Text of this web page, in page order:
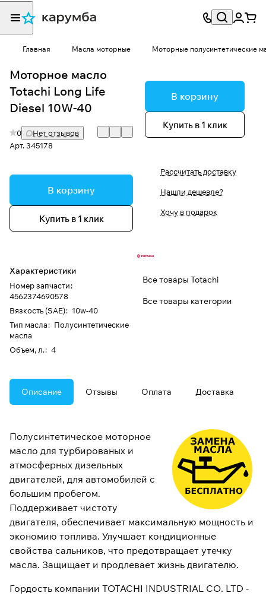
Главная Масла моторные Моторные полусинтетические
Моторное масло
Totachi Long Life
Diesel 10W-40
0
Нет отзывов
Арт.345178
В корзину
Купить в 1 клик
Характеристики
Номер запчасти:
4562374690578
Вязкость (SAE): 10w-40
Тип масла: Полусинтетические
масла
Объем, л.: 4
В корзину
Купить в 1 клик
Рассчитать доставку
Нашли дешевле?
Хочу в подарок
Все товары Totachi
Все товары категории
Описание Отзывы Оплата Доставка
Полусинтетическое моторное
масло для турбированых и
атмосферных дизельных
двигателей, для автомобилей с
большим пробегом.
Поддерживает чистоту
двигателя, обеспечивает максимальную мощность и
экономию топлива. Улучшает кондиционные
свойства сальников, что предотвращает утечку
масла. Защищает и продлевает жизнь двигателю.
Гордость компании TOTACHI INDUSTRIAL CO. LTD -